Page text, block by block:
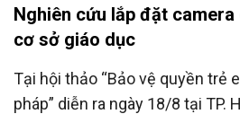
Nghiên cứu lắp đặt
cơ sở giáo dục
Tại hội thảo “Bảo vệ quyền trẻ
pháp” diễn ra ngày 18/8 tại TP.